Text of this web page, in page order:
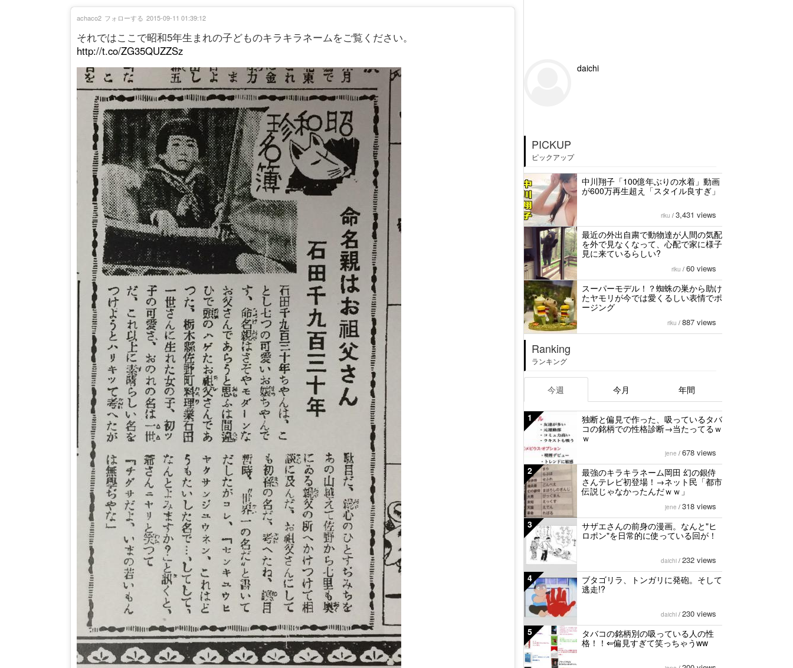
それではここで昭和5年生まれの子どものキラキラネームをご覧ください。
http://t.co/ZG35QUZZSz
achaco2 フォローする 2015-09-11 01:39:12
daichi
PICKUP
ピックアップ
中川翔子「100億年ぶりの水着」動画
が600万再生超え「スタイル良すぎ」
riku / 3,431 views
最近の外出自粛で動物達が人間の気配
を外で見なくなって、心配で家に様子
見に来ているらしい?
riku / 60 views
スーパーモデル！？蜘蛛の巣から助け
たヤモリが今では愛くるしい表情でポ
ージング
riku / 887 views
Ranking
ランキング
今週 今月 年間
1
独断と偏見で作った、吸っているタバ
コの銘柄での性格診断→当たってるｗ
ｗ
jene / 678 views
2
最強のキラキラネーム岡田 幻の銀侍
さんテレビ初登場！→ネット民「都市
伝説じゃなかったんだｗｗ」
jene / 318 views
3
サザエさんの前身の漫画。なんと"ヒ
ロポン"を日常的に使っている回が！
daichi / 232 views
4
ブタゴリラ、トンガリに発砲。そして
逃走!?
daichi / 230 views
5
タバコの銘柄別の吸っている人の性
格！！⇐偏見すぎて笑っちゃうww